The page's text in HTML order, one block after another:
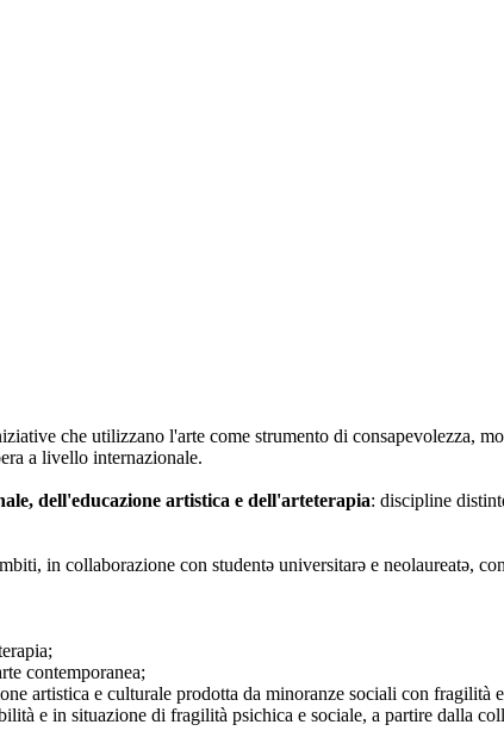
che utilizzano l'arte come strumento di consapevolezza,
a livello internazionale.
dell'educazione artistica e dell'arteterapia: discipline
in collaborazione con studentə universitarə e neolaureatə,
contemporanea;
artistica e culturale prodotta da minoranze sociali con
e in situazione di fragilità psichica e sociale, a partire dalla